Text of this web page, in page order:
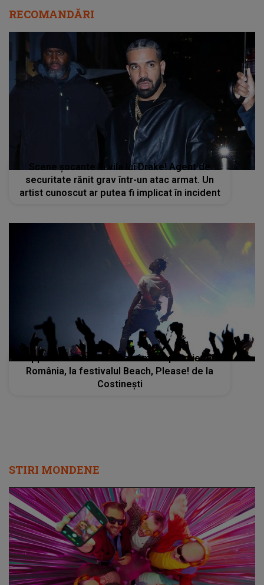
RECOMANDĂRI
Scene şocante la vila lui Drake! Agent de
securitate rănit grav într-un atac armat. Un
artist cunoscut ar putea fi implicat în incident
Rapperul Travis Scott va cânta în premieră în
România, la festivalul Beach, Please! de la
Costineşti
STIRI MONDENE